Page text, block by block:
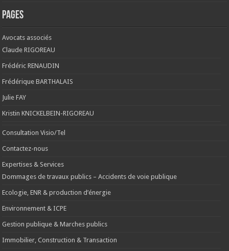
Pages
Avocats associés
Claude RIGOREAU
Frédéric RENAUDIN
Frédérique BARTHALAIS
Julie FAY
Kristin KNICKELBEIN-RIGOREAU
Consultation Visio/Tel
Contactez-nous
Expertises & Services
Dommages de travaux publics – Accidents de voie publique
Ecologie, ENR & production d’énergie
Environnement & ICPE
Gestion publique & Marches publics
Immobilier, Construction & Transaction